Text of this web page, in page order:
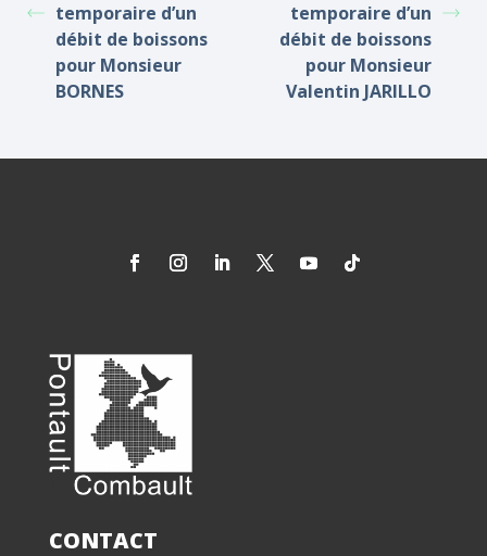
temporaire d’un
débit de boissons
pour Monsieur
BORNES
temporaire d’un
débit de boissons
pour Monsieur
Valentin JARILLO
CONTACT